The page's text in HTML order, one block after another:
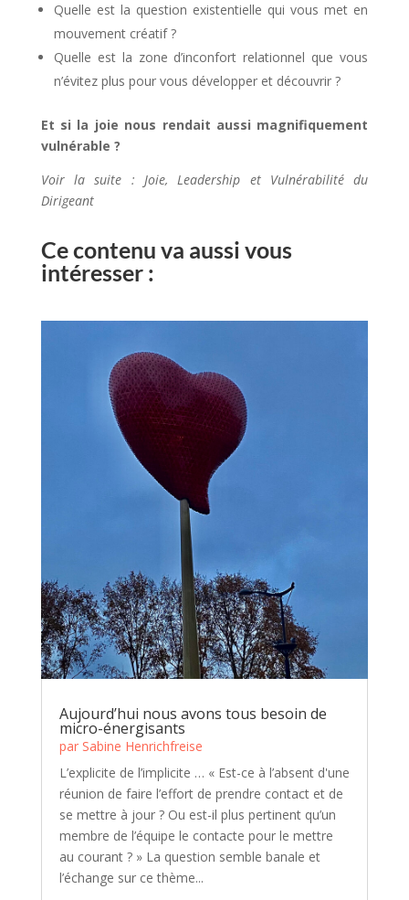
Quelle est la question existentielle qui vous met en
mouvement créatif ?
Quelle est la zone d’inconfort relationnel que vous
n’évitez plus pour vous développer et découvrir ?
Et si la joie nous rendait aussi magnifiquement
vulnérable ?
Voir la suite : Joie, Leadership et Vulnérabilité du
Dirigeant
Ce contenu va aussi vous
intéresser :
Aujourd’hui nous avons tous besoin de
micro-énergisants
par Sabine Henrichfreise
L’explicite de l’implicite … « Est-ce à l’absent d'une
réunion de faire l’effort de prendre contact et de
se mettre à jour ? Ou est-il plus pertinent qu’un
membre de l’équipe le contacte pour le mettre
au courant ? » La question semble banale et
l’échange sur ce thème...